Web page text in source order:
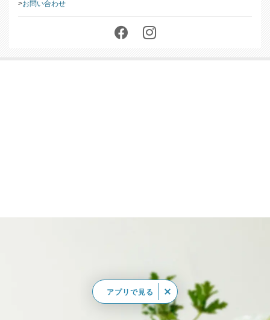
お問い合わせ
アプリで見る